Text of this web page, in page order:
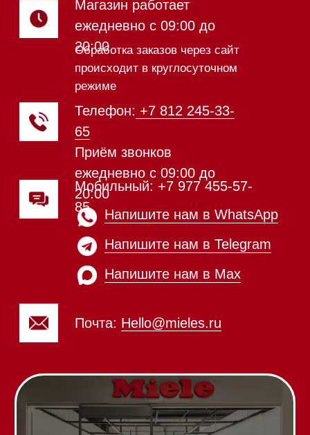
Винные холодильники
Профессиональная
Подогреватели посуды и пищи
Холодильники и морозильники
Встраиваемые
кофемашины
Вакууматоры
Соло кофемашины
Модульные панели SmartLine
Вытяжки настенные
Духовые шкафы с СВЧ
Духовые шкафы
Микроволновые печи (СВЧ)
Гладильные
системы
Стеклокерамические варочные
Индукционные варочные панели
Газовые варочные панели